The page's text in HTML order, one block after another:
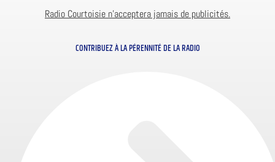
Radio Courtoisie n’acceptera jamais de publicités.
CONTRIBUEZ À LA PÉRENNITÉ DE LA RADIO